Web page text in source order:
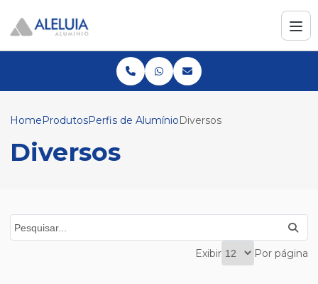
HomeProdutosPerfis de AlumínioDiversos
Diversos
Exibir Por página